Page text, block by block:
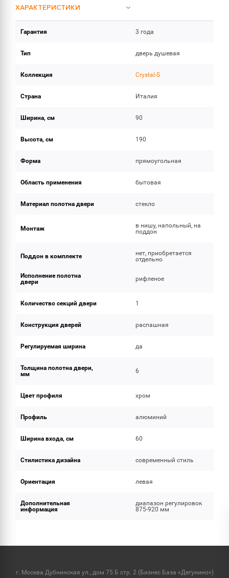
ХАРАКТЕРИСТИКИ
ОБЪЕМ ПОСТАВКИ (2)
Гарантия 3 года
Тип дверь душевая
Коллекция Crystal-S
Страна Италия
Ширина, см 90
Высота, см 190
Форма прямоугольная
Область применения бытовая
Материал полотна двери стекло
Монтаж
в нишу, напольный, на
поддон
Поддон в комплекте
нет, приобретается
отдельно
Исполнение полотна
двери
рифленое
Количество секций двери 1
Конструкция дверей распашная
Регулируемая ширина да
Толщина полотна двери,
мм
6
Цвет профиля хром
Профиль алюминий
Ширина входа, см 60
Стилистика дизайна современный стиль
Ориентация левая
Дополнительная
информация
диапазон регулировок
875-920 мм
г. Москва Дубнинская ул., дом 75 Б стр. 2 (Бизнес База «Дегунино»)